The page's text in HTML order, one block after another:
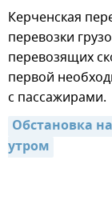
Керченская
перевозки
перевозящих
первой
с пассажирами.
Обстановка
утром